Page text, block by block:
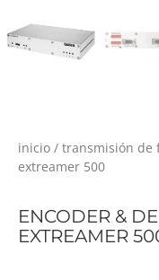
inicio / transmisión de
extreamer 500
ENCODER &
EXTREAMER